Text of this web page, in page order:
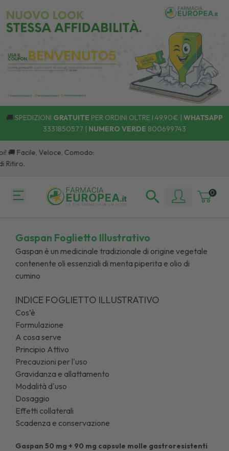
🚚 SPEDIZIONI GRATUITE PER ORDINI OLTRE I 49,90€ | WHATSAPP
3331850577 | NUMERO VERDE 800699743
Veloce, Comodo:
0
Gaspan Foglietto Illustrativo
Gaspan è un medicinale tradizionale di origine vegetale
contenente oli essenziali di menta piperita e olio di
cumino
INDICE FOGLIETTO ILLUSTRATIVO
Cos’è
Formulazione
A cosa serve
Principio Attivo
Precauzioni per l'uso
Gravidanza e allattamento
Modalità d'uso
Dosaggio
Effetti collaterali
Scadenza e conservazione
Gaspan 50 mg + 90 mg capsule molle gastroresistenti